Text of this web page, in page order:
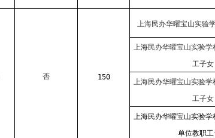
否 150
上海民办华曜宝山实验
上海民办华曜宝山实验
工子
上海民办华曜宝山实验
工子
上海民办华曜宝山实验
单位教职